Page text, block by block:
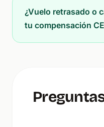
¿Vuelo retrasado o
tu compensación